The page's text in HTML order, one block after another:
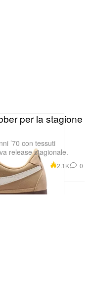
per la stagione
’70 con tessuti
release stagionale.
2.1K 0